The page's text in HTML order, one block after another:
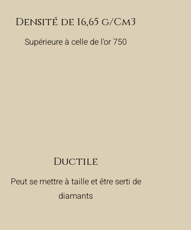
Densité de 16,65 g/Cm3
Supérieure à celle de l'or 750
Ductile
Peut se mettre à taille et être serti de
diamants